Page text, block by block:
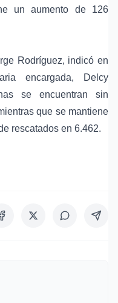
un aumento de 126
Rodríguez, indicó en
encargada,
Delcy
se encuentran sin
que se mantiene
rescatados en 6.462.